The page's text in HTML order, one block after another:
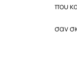
που
σαν